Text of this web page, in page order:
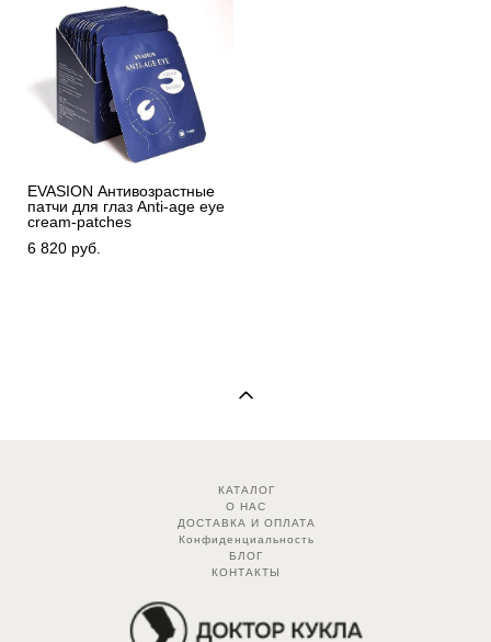
EVASION Антивозрастные
патчи для глаз Anti-age eye
cream-patches
6 820 pуб.
КАТАЛОГ
О НАС
ДОСТАВКА И ОПЛАТА
Конфиденциальность
БЛОГ
КОНТАКТЫ